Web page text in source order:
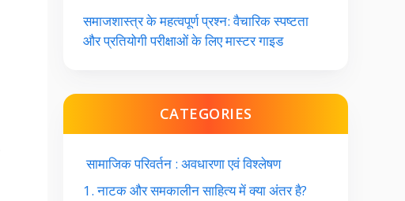
समाजशास्त्र के महत्वपूर्ण प्रश्न: वैचारिक स्पष्टता
और प्रतियोगी परीक्षाओं के लिए मास्टर गाइड
CATEGORIES
सामाजिक परिवर्तन : अवधारणा एवं विश्लेषण
1. नाटक और समकालीन साहित्य में क्या अंतर है?